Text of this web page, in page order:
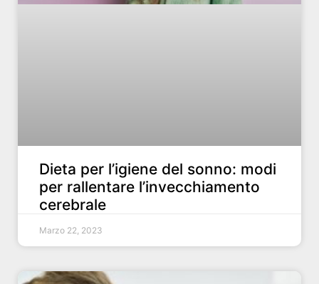
Dieta per l’igiene del sonno: modi
per rallentare l’invecchiamento
cerebrale
Marzo 22, 2023